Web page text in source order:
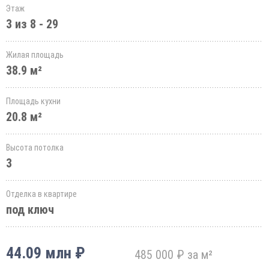
Этаж
3 из 8 - 29
Жилая площадь
38.9 м²
Площадь кухни
20.8 м²
Высота потолка
3
Отделка в квартире
под ключ
44.09 млн ₽ 485 000 ₽ за м²